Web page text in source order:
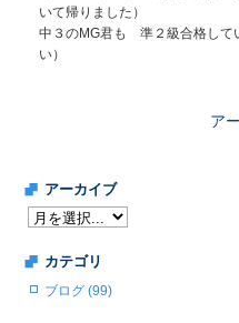
いて帰りました）
中３のMG君も 準２級合格して
い）
ア
アーカイブ
カテゴリ
ブログ (99)